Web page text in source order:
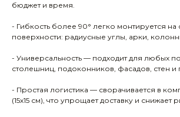
бюджет и время.
- Гибкость более 90° легко монтируется
поверхности: радиусные углы, арки,
- Универсальность — подходит для любых
столешниц, подоконников, фасадов, стен и
- Простая логистика — сворачивается в
(15х15 см), что упрощает доставку и снижает